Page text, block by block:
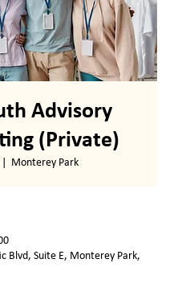
Advisory
(Private)
|
Monterey Park
Blvd, Suite E, Monterey Park,